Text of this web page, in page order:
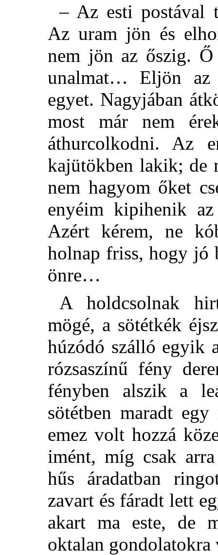
– Az esti postával
Az uram jön és
nem jön az őszig. Ő
unalmat… Eljön az
egyet. Nagyjában
most már nem
áthurcolkodni. Az
kajütökben lakik; de
nem hagyom őket
enyéim kipihenik
Azért kérem, ne
holnap friss, hogy jó
önre…
A holdcsolnak
mögé, a sötétkék
húzódó szálló egyik
rózsaszínű fény
fényben alszik a
sötétben maradt
emez volt hozzá
imént, míg csak
hűs áradatban
zavart és fáradt lett
akart ma este, de
oktalan gondolatokra